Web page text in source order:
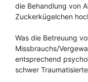
die Behandlung von
Zuckerkügelchen
Was die Betreuung
Missbrauchs/
entsprechend
schwer